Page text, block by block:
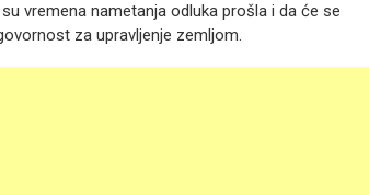
vremena nametanja odluka prošla i da će se
za upravljenje zemljom.